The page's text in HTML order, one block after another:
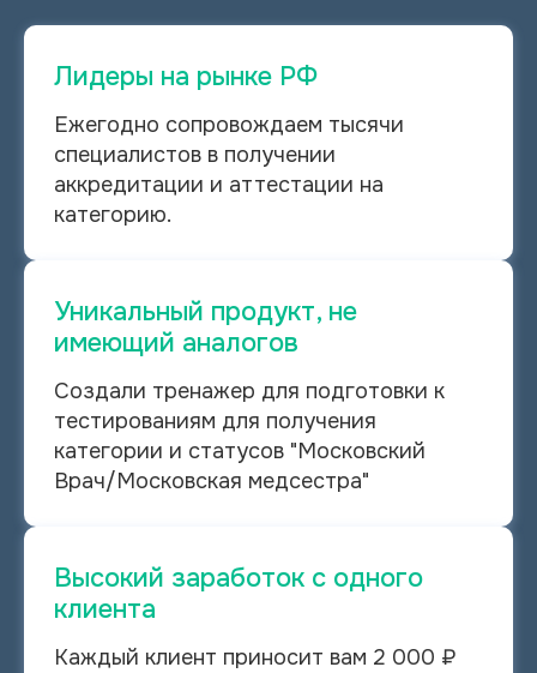
Лидеры на рынке РФ
Ежегодно сопровождаем тысячи
специалистов в получении
аккредитации и аттестации на
категорию.
Уникальный продукт, не
имеющий аналогов
Создали тренажер для подготовки к
тестированиям для получения
категории и статусов "Московский
Врач/Московская медсестра"
Высокий заработок с одного
клиента
Каждый клиент приносит вам 2 000 ₽